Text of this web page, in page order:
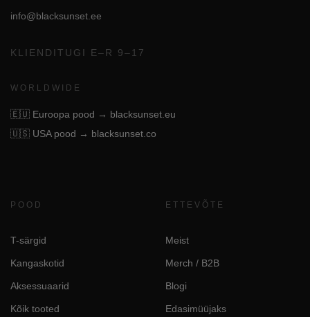
info@blacksunset.ee
KLIENDITUGI E–R 9–17
WORLDWIDE
🇪🇺 Euroopa pood → blacksunset.eu
🇺🇸 USA pood → blacksunset.co
POOD
T-särgid
Kangaskotid
Aksessuaarid
Kõik tooted
ETTEVÕTE
Meist
Merch / B2B
Blogi
Edasimüüjaks